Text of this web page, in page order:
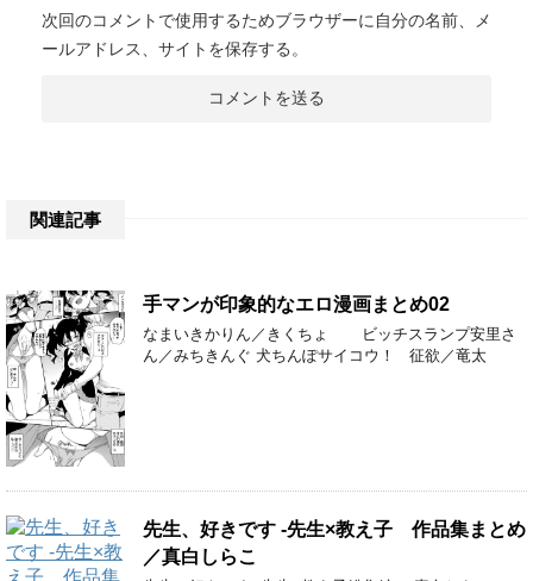
次回のコメントで使用するためブラウザーに自分の名前、メ
ールアドレス、サイトを保存する。
関連記事
手マンが印象的なエロ漫画まとめ02
なまいきかりん／きくちょ ビッチスランプ安里さ
ん／みちきんぐ 犬ちんぽサイコウ！ 征欲／竜太
先生、好きです -先生×教え子 作品集まとめ
／真白しらこ